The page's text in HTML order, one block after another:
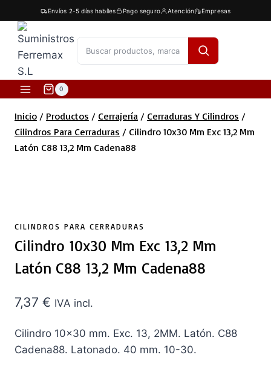
al
contenido
Envíos 2-5 días habíles Pago seguro Atención Empresas
0
Inicio / Productos / Cerrajería / Cerraduras Y Cilindros /
Cilindros Para Cerraduras / Cilindro 10x30 Mm Exc 13,2 Mm
Latón C88 13,2 Mm Cadena88
CILINDROS PARA CERRADURAS
Cilindro 10x30 Mm Exc 13,2 Mm
Latón C88 13,2 Mm Cadena88
7,37 € IVA incl.
Cilindro 10×30 mm. Exc. 13, 2MM. Latón. C88
Cadena88. Latonado. 40 mm. 10-30.